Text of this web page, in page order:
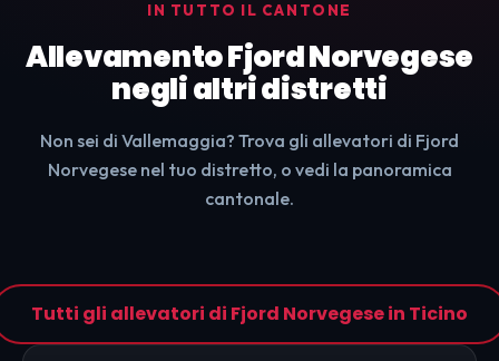
IN TUTTO IL CANTONE
Allevamento Fjord Norvegese
negli altri distretti
Non sei di Vallemaggia? Trova gli allevatori di Fjord
Norvegese nel tuo distretto, o vedi la panoramica
cantonale.
Tutti gli allevatori di Fjord Norvegese in Ticino